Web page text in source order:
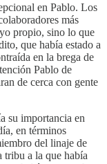
en Pablo. Los
más
propio, sino lo que
que había estado a
en la brega de
Pablo de
de cerca con gente
su importancia en
en términos
del linaje de
a la que había